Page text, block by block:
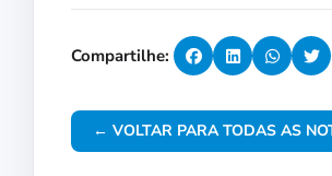
Compartilhe:
← VOLTAR PARA TODAS AS